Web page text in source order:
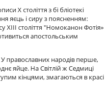
Х століття з бі бліотекі
яєць і сиру з поясненням:
XIII століття "Номоканон Фотія»
апостольським
У православних народів перше,
яйце. На Світлій ж Седмиці
кінцями, змагаються в красі